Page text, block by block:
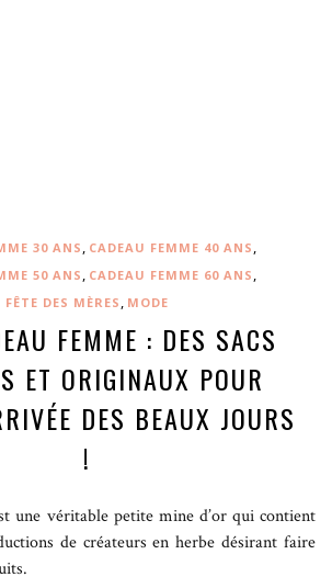
30 ANS, CADEAU FEMME 40 ANS ,
50 ANS, CADEAU FEMME 60 ANS ,
FÊTE DES MÈRES , MODE
FEMME : DES SACS
ET ORIGINAUX POUR
DES BEAUX JOURS
!
une véritable petite mine d’or qui contient
de créateurs en herbe désirant faire